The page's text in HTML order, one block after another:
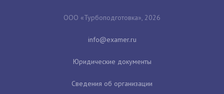
ООО «Турбоподготовка», 2026
Юридические документы
Сведения об организации